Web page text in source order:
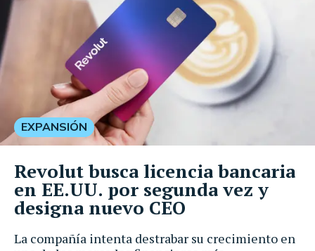
La compañía intenta destrabar su crecimiento en
EXPANSIÓN
Revolut busca licencia bancaria
en EE.UU. por segunda vez y
designa nuevo CEO